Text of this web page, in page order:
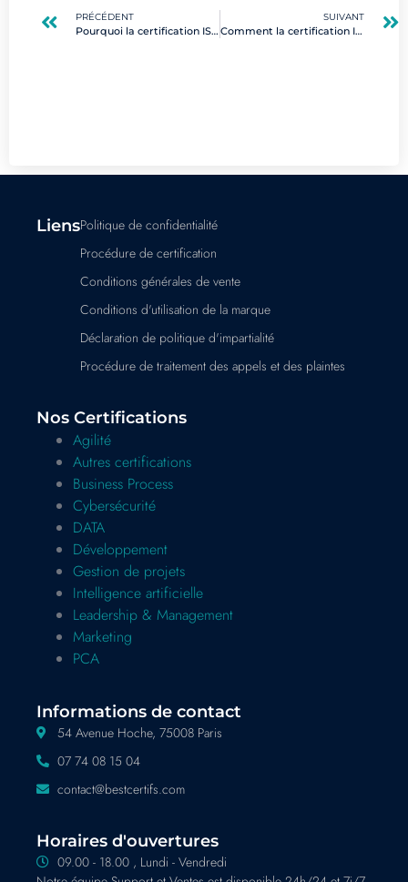
PRÉCÉDENT
Pourquoi la certification ISO 27005 est-elle essentielle pour les gestionnaires de risques en cybersécurité ?
SUIVANT
Comment la certification ISO27005 peut-elle améliorer votre gestion des risques en sécurité de l’information ?
LiensPolitique de confidentialité
Procédure de certification
Conditions générales de vente
Conditions d'utilisation de la marque
Déclaration de politique d'impartialité
Procédure de traitement des appels et des plaintes
Nos Certifications
Agilité
Autres certifications
Business Process
Cybersécurité
DATA
Développement
Gestion de projets
Intelligence artificielle
Leadership & Management
Marketing
PCA
Informations de contact
54 Avenue Hoche, 75008 Paris
07 74 08 15 04
contact@bestcertifs.com
Horaires d'ouvertures
09.00 - 18.00 , Lundi - Vendredi